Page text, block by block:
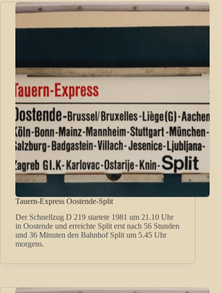
Tauern-Express Oostende-Split
Der Schnellzug D 219 startete 1981 um 21.10 Uhr
in Oostende und erreichte Split erst nach 56 Stunden
und 36 Minuten den Bahnhof Split um 5.45 Uhr
morgens.